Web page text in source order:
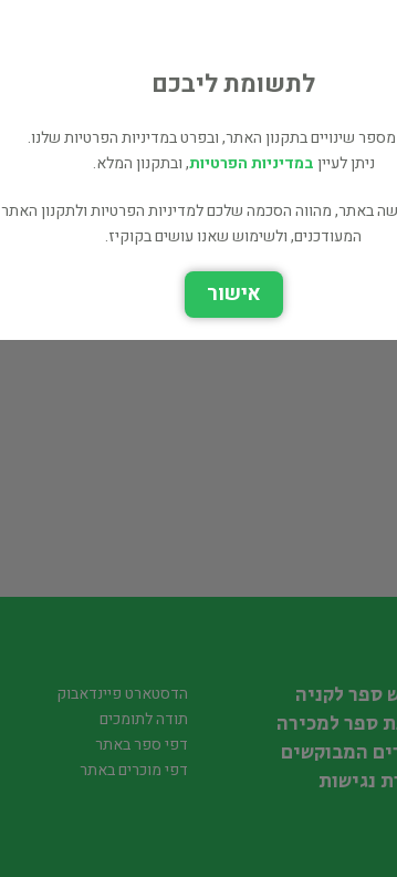
30 ₪
לתשומת ליבכם
מספר שינויים בתקנון האתר, ובפרט במדיניות הפרטיות שלנו.
ניתן לעייןבמדיניות הפרטיות, ובתקנון המלא.
באתר, מהווה הסכמה שלכם למדיניות הפרטיות ולתקנון האתר
המעודכנים, ולשימוש שאנו עושים בקוקיז.
אישור
ספר לקניה
ספר למכירה
המבוקשים
נגישות
הדסטארט פיינדאבוק
תודה לתומכים
דפי ספר באתר
דפי מוכרים באתר